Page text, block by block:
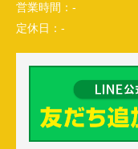
営業時間： -
定休日： -